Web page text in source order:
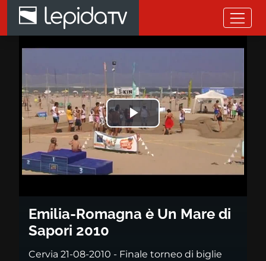
Salta al contenuto principale
Emilia-Romagna è Un Mare di
Riprodurre
il
video
Emilia-Romagna è Un Mare di
Sapori 2010
Cervia 21-08-2010 - Finale torneo di biglie